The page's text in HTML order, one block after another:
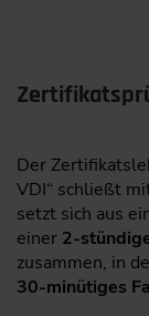
Der
VDI“ schließt
setzt sich aus
einer 2-
zusammen, in
30-minütiges